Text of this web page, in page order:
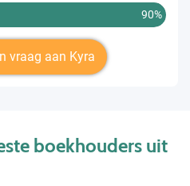
90%
vraag aan Kyra
boekhouders uit